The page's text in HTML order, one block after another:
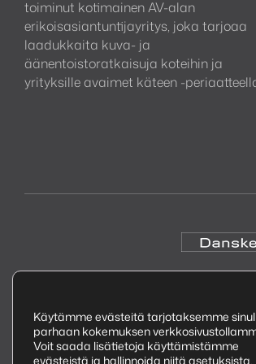
toiminut kotimainen AV-alan
erikoisasiantuntijayritys, joka tarjoaa
laadukkaita kuva- ja
äänentoistoratkaisuja koteihin ja
yrityksille avaimet käteen -
Copyright © 2026 Kuva ja Ääni Oy
Käytämme evästeitä tarjotaksemme
parhaan kokemuksen
Voit saada lisätietoja käyttämistämme
evästeistä ja hallinnoida niitä asetuksista